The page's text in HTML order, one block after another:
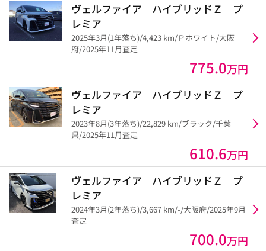
ヴェルファイア ハイブリッドＺ プ
レミア
2025年3月(1年落ち)/4,423 km/Ｐホワイト/大阪
府/2025年11月査定
775.0万円
ヴェルファイア ハイブリッドＺ プ
レミア
2023年8月(3年落ち)/22,829 km/ブラック/千葉
県/2025年11月査定
610.6万円
ヴェルファイア ハイブリッドＺ プ
レミア
2024年3月(2年落ち)/3,667 km/-/大阪府/2025年9月
査定
700.0万円